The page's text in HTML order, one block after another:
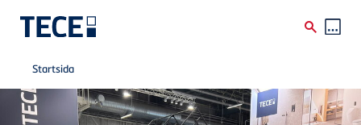
Skip to main content
Breadcrumb
Startsida